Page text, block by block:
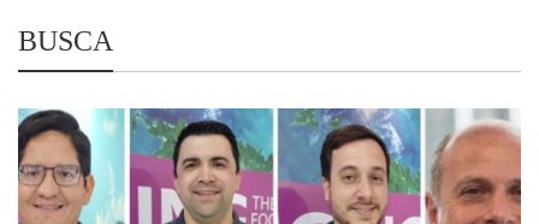
BUSCA